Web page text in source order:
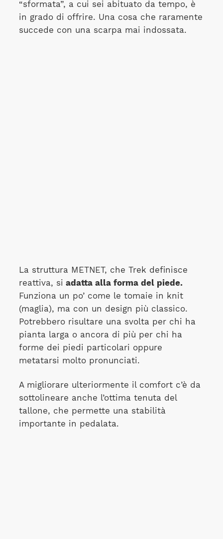
“sformata”, a cui sei abituato da tempo, è
in grado di offrire. Una cosa che raramente
succede con una scarpa mai indossata.
La struttura METNET, che Trek definisce
reattiva, si adatta alla forma del piede.
Funziona un po’ come le tomaie in knit
(maglia), ma con un design più classico.
Potrebbero risultare una svolta per chi ha
pianta larga o ancora di più per chi ha
forme dei piedi particolari oppure
metatarsi molto pronunciati.
A migliorare ulteriormente il comfort c’è da
sottolineare anche l’ottima tenuta del
tallone, che permette una stabilità
importante in pedalata.